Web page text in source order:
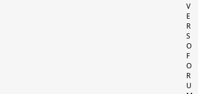
V
E
R
S
O
F
O
R
U